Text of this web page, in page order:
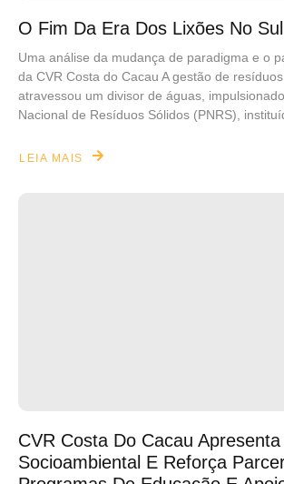
O Fim Da Era Dos Lixões No
Uma análise da mudança de paradigma e o
da CVR Costa do Cacau A gestão de
atravessou um divisor de águas,
Nacional de Resíduos Sólidos (PNRS),
LEIA MAIS
CVR Costa Do Cacau
Socioambiental E Reforça